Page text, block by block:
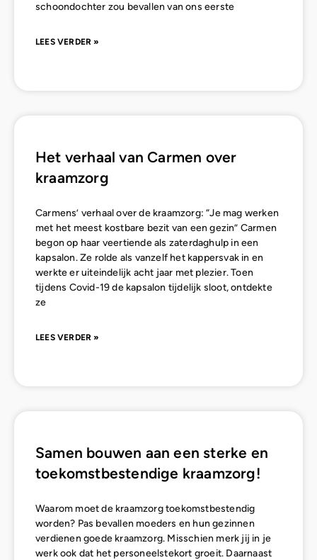
schoondochter zou bevallen van ons eerste
LEES VERDER »
Het verhaal van Carmen over
kraamzorg
Carmens’ verhaal over de kraamzorg: “Je mag werken
met het meest kostbare bezit van een gezin” Carmen
begon op haar veertiende als zaterdaghulp in een
kapsalon. Ze rolde als vanzelf het kappersvak in en
werkte er uiteindelijk acht jaar met plezier. Toen
tijdens Covid-19 de kapsalon tijdelijk sloot, ontdekte
ze
LEES VERDER »
Samen bouwen aan een sterke en
toekomstbestendige kraamzorg!
Waarom moet de kraamzorg toekomstbestendig
worden? Pas bevallen moeders en hun gezinnen
verdienen goede kraamzorg. Misschien merk jij in je
werk ook dat het personeelstekort groeit. Daarnaast